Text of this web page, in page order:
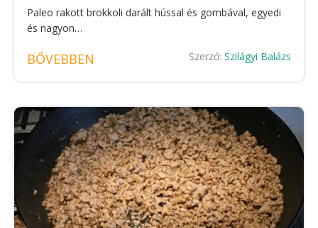
Paleo rakott brokkoli darált hússal és gombával, egyedi
és nagyon…
BŐVEBBEN Szerző: Szilágyi Balázs